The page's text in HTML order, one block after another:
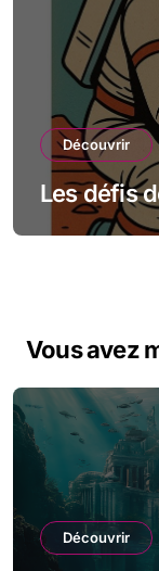
Découvrir
Les défis
Vous avez
Découvrir